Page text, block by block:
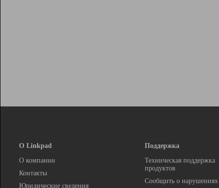
О Linkpad
О компании
Контакты
Юридические сведения
Поддержка
Техническая поддержка
продуктов
Сообщить о нарушениях